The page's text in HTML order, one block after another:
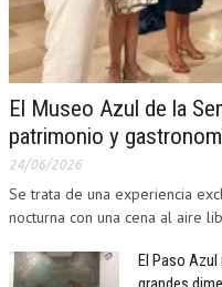
El Museo Azul de la
patrimonio y
24/06/2026
Se trata de una experiencia
nocturna con una cena al aire
El Paso